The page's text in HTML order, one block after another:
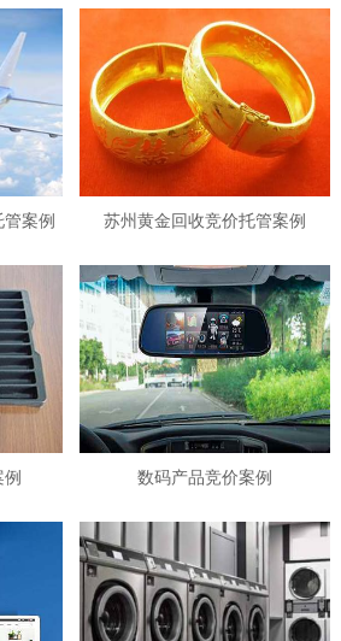
管案例 苏州黄金回收竞价托管案例
例 数码产品竞价案例